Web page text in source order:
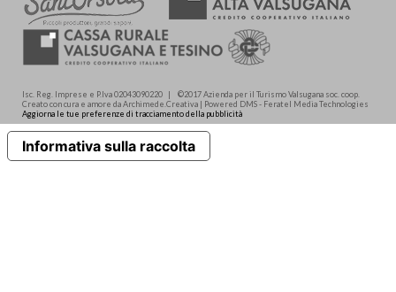
Isc. Reg. Imprese e P.Iva 02043090220 | ©2017 Azienda per il Turismo Valsugana soc. coop.
Creato con cura e amore da Archimede.Creativa | Powered DMS - Feratel Media Technologies
Aggiorna le tue preferenze di tracciamento della pubblicità
Informativa sulla raccolta